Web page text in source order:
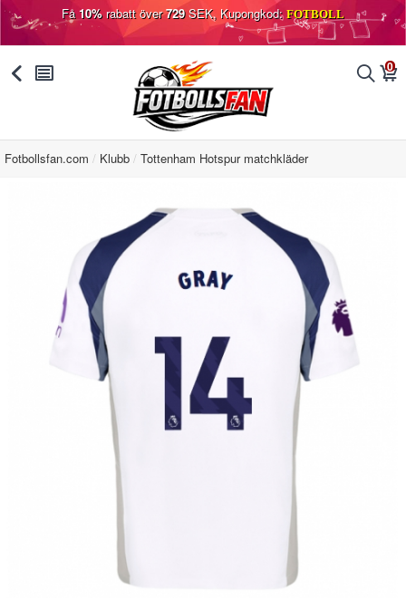
Få10%rabatt över729SEK, Kupongkod: FOTBOLL
󰅯 󰂩 󰂨 0
󰃦
Fotbollsfan.com Klubb Tottenham Hotspur matchkläder